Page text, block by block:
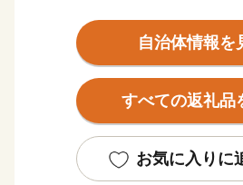
渓、18世紀頃より伝承されてきて
ど、数多くの観光スポットを有し
醤油、佃煮、そうめんなどの伝統
リーブ発祥の地、小豆島でつくら
自治体情報を
すべての返礼品
お気に入りに